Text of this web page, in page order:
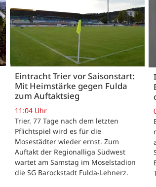
Eintracht Trier vor Saisonstart:
Mit Heimstärke gegen Fulda
zum Auftaktsieg
11:04 Uhr
Trier. 77 Tage nach dem letzten
Pflichtspiel wird es für die
Mosestädter wieder ernst. Zum
Auftakt der Regionalliga Südwest
wartet am Samstag im Moselstadion
die SG Barockstadt Fulda-Lehnerz.